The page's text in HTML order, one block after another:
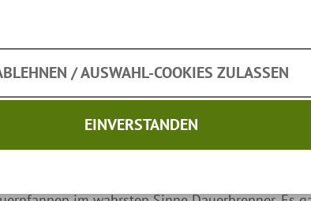
/ AUSWAHL-COOKIES ZULASSEN
EINVERSTANDEN